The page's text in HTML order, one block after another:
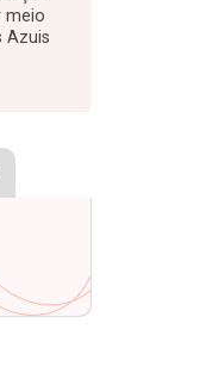
meio
Azuis